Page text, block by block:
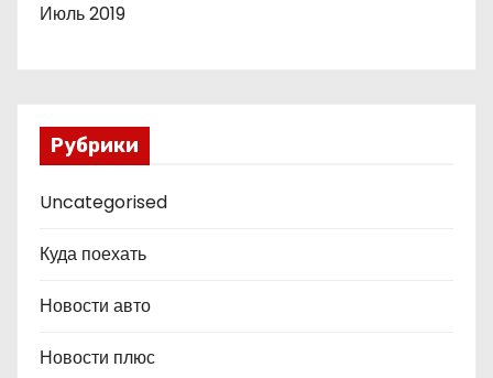
Июль 2019
Рубрики
Uncategorised
Куда поехать
Новости авто
Новости плюс